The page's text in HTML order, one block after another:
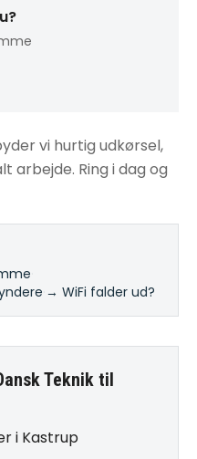
vi hurtig udkørsel,
arbejde. Ring i dag og
→ WiFi falder ud?
Teknik til
i Kastrup